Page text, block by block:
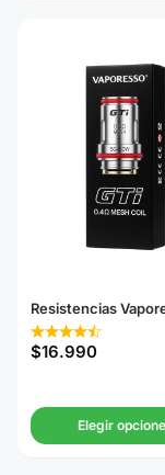
Resistencias
$16.990
Elegir